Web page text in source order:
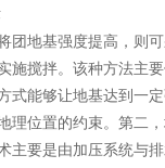
团地基强度提高，则
施搅拌。该种方法主
式能够让地基达到一
理位置的约束。第二
主要是由加压系统与